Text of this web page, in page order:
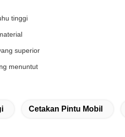
tinggi
superior
menuntut
Cetakan Pintu Mobil